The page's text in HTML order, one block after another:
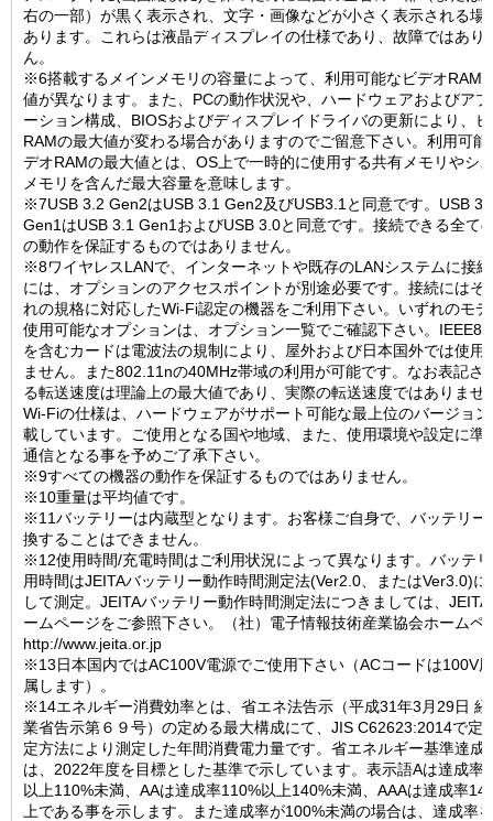
右の一部）が黒く表示され、文字・画像などが小さく表示される場
あります。これらは液晶ディスプレイの仕様であり、故障ではあり
ん。
※6搭載するメインメモリの容量によって、利用可能なビデオRAM
値が異なります。また、PCの動作状況や、ハードウェアおよびア
ーション構成、BIOSおよびディスプレイドライバの更新により、
RAMの最大値が変わる場合がありますのでご留意下さい。利用可能
デオRAMの最大値とは、OS上で一時的に使用する共有メモリやシ
メモリを含んだ最大容量を意味します。
※7USB 3.2 Gen2はUSB 3.1 Gen2及びUSB3.1と同意です。USB
Gen1はUSB 3.1 Gen1およびUSB 3.0と同意です。接続できる全て
の動作を保証するものではありません。
※8ワイヤレスLANで、インターネットや既存のLANシステムに接
には、オプションのアクセスポイントが別途必要です。接続にはそ
れの規格に対応したWi-Fi認定の機器をご利用下さい。いずれのモ
使用可能なオプションは、オプション一覧でご確認下さい。
を含むカードは電波法の規制により、屋外および日本国外では使用
ません。また802.11nの40MHz帯域の利用が可能です。なお表記さ
る転送速度は理論上の最大値であり、実際の転送速度ではありませ
Wi-Fiの仕様は、ハードウェアがサポート可能な最上位のバージョ
載しています。ご使用となる国や地域、また、使用環境や設定に準
通信となる事を予めご了承下さい。
※9すべての機器の動作を保証するものではありません。
※10重量は平均値です。
※11バッテリーは内蔵型となります。お客様ご自身で、バッテリー
換することはできません。
※12使用時間/充電時間はご利用状況によって異なります。バッテ
用時間はJEITAバッテリー動作時間測定法(Ver2.0、またはVer3.0)に
して測定。JEITAバッテリー動作時間測定法につきましては、
ームページをご参照下さい。（社）電子情報技術産業協会ホームペ
http://www.jeita.or.jp
※13日本国内ではAC100V電源でご使用下さい（ACコードは100V
属します）。
※14エネルギー消費効率とは、省エネ法告示（平成31年3月29日 経
業省告示第６９号）の定める最大構成にて、JIS C62623:2014で定
定方法により測定した年間消費電力量です。省エネルギー基準達成
は、2022年度を目標とした基準で示しています。表示語Aは達成率
以上110%未満、AAは達成率110%以上140%未満、AAAは達成率
上である事を示します。また達成率が100%未満の場合は、達成率